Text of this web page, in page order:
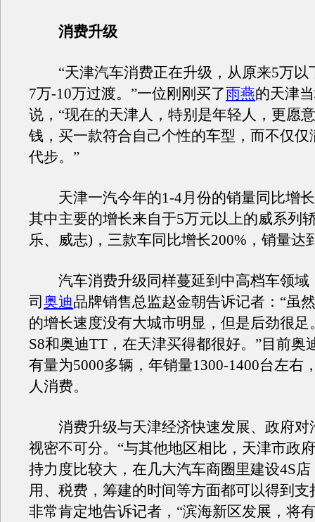
消费升级
“天津汽车消费正在升级，从原来5万以
7万-10万过渡。”一位刚刚买了雨燕的天津
说，“现在的天津人，特别是年轻人，更愿
钱，买一款符合自己个性的车型，而不仅仅
代步。”
天津一汽今年的1-4月份的销量同比增长
其中主要的增长来自于5万元以上的威系列
乐、威志)，三款车同比增长200%，销量达
汽车消费升级同样蔓延到中高档车领域
司 奥迪品牌销售总监赵金朝告诉记者：“虽
的增长速度没有大城市明显，但是后劲很足
S8和奥迪TT，在天津买得都很好。”目前奥
有量为5000多辆，年销量1300-1400台左右
人消费。
消费升级与天津经济快速发展、政府对
视密不可分。“与其他地区相比，天津市政
持力度比较大，在几大汽车商圈里建设4S
用、税费，筹建的时间等方面都可以得到支
非常肯定地告诉记者，“滨海新区发展，将